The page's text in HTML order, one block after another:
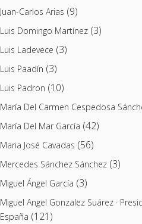
Juan-Carlos Arias (9)
Luis Domingo Martínez(3)
Luis Ladevece (3)
Luis Paadín (3)
Luis Padron (10)
María Del Carmen Cespedosa
María Del Mar García (42)
Maria José Cavadas (56)
Mercedes Sánchez Sánchez(3)
Miguel Ángel García (3)
Miguel Angel Gonzalez Suárez ·
España (121)